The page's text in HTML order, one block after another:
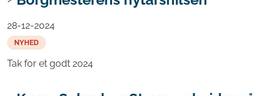
28-12-2024
NYHED
Tak for et godt 2024